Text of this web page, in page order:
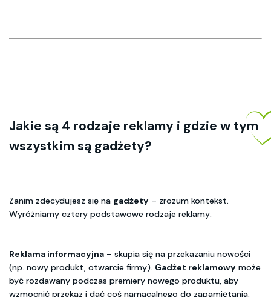
Jakie są 4 rodzaje reklamy i gdzie w tym
wszystkim są gadżety?
Zanim zdecydujesz się na gadżety – zrozum kontekst.
Wyróżniamy cztery podstawowe rodzaje reklamy:
Reklama informacyjna – skupia się na przekazaniu nowości
(np. nowy produkt, otwarcie firmy). Gadżet reklamowy może
być rozdawany podczas premiery nowego produktu, aby
wzmocnić przekaz i dać coś namacalnego do zapamiętania.